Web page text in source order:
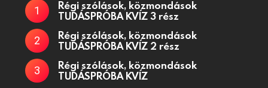
Régi szólások, közmondások
TUDÁSPRÓBA KVÍZ 3 rész
Régi szólások, közmondások
TUDÁSPRÓBA KVÍZ 2 rész
Régi szólások, közmondások
TUDÁSPRÓBA KVÍZ